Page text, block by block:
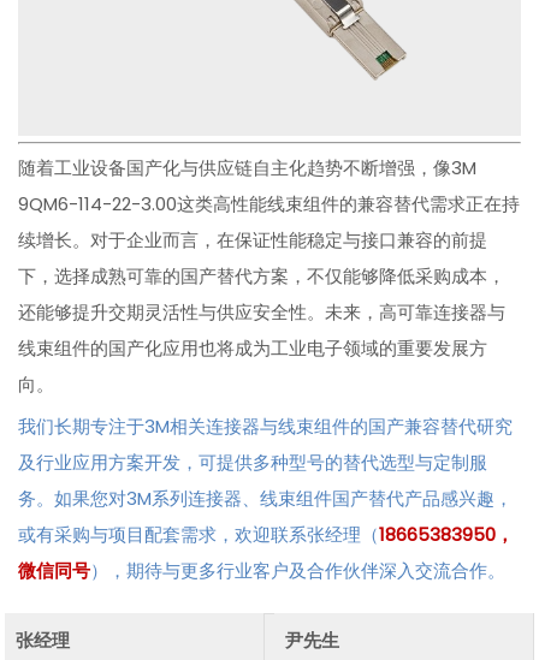
随着工业设备国产化与供应链自主化趋势不断增强，像3M
9QM6-114-22-3.00这类高性能线束组件的兼容替代需求正在持
续增长。对于企业而言，在保证性能稳定与接口兼容的前提
下，选择成熟可靠的国产替代方案，不仅能够降低采购成本，
还能够提升交期灵活性与供应安全性。未来，高可靠连接器与
线束组件的国产化应用也将成为工业电子领域的重要发展方
向。
我们长期专注于3M相关连接器与线束组件的国产兼容替代研究
及行业应用方案开发，可提供多种型号的替代选型与定制服
务。如果您对3M系列连接器、线束组件国产替代产品感兴趣，
或有采购与项目配套需求，欢迎联系张经理（18665383950，
微信同号），期待与更多行业客户及合作伙伴深入交流合作。
张经理
尹先生